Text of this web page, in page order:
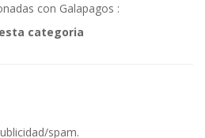
con Galapagos :
categoria
spam.